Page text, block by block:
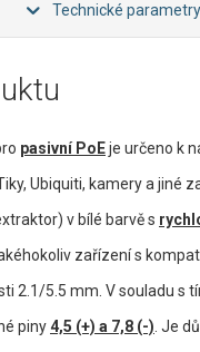
Technické parametry
pasivní PoEje určeno k
Ubiquiti, kamery a jiné
v bílé barvě s
zařízení s
2.1/5.5 mm. V souladu s
piny4,5 (+) a 7,8 (-) . Je